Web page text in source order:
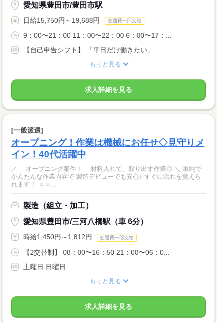
愛知県豊田市/豊田市駅
日給15,750円～19,688円 交通費一部支給
9：00〜21：00 11：00〜22：00 6：00〜17：...
【自己申告シフト】 「平日だけ働きたい」 ...
もっと見る
求人詳細を見る
[一般派遣]
オープニング！作業は機械にお任せ◇見守りメ
イン！40代活躍中
／ オープニング案件！ 材料入れて、取り出す作業◎ ＼ 単純で
かんたんな作業内容で 製造デビューでも安心♪ すぐに流れを覚えら
れます！ ＝＝...
製造（組立・加工）
愛知県豊田市/三河八橋駅（車 6分）
時給1,450円～1,812円 交通費一部支給
【2交替制】 08：00〜16：50 21：00〜06：0...
土曜日 日曜日
もっと見る
求人詳細を見る